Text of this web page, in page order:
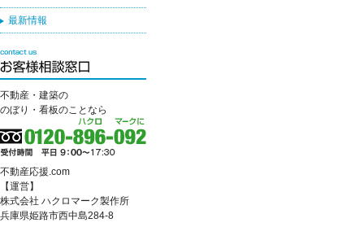
最新情報
不動産・建築の
のぼり・看板のことなら
不動産応援.com
【運営】
株式会社 ハクロマーク製作所
兵庫県姫路市西中島284-8